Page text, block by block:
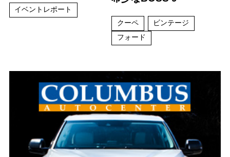
イベントレポート
クーペ
ビンテージ
フォード